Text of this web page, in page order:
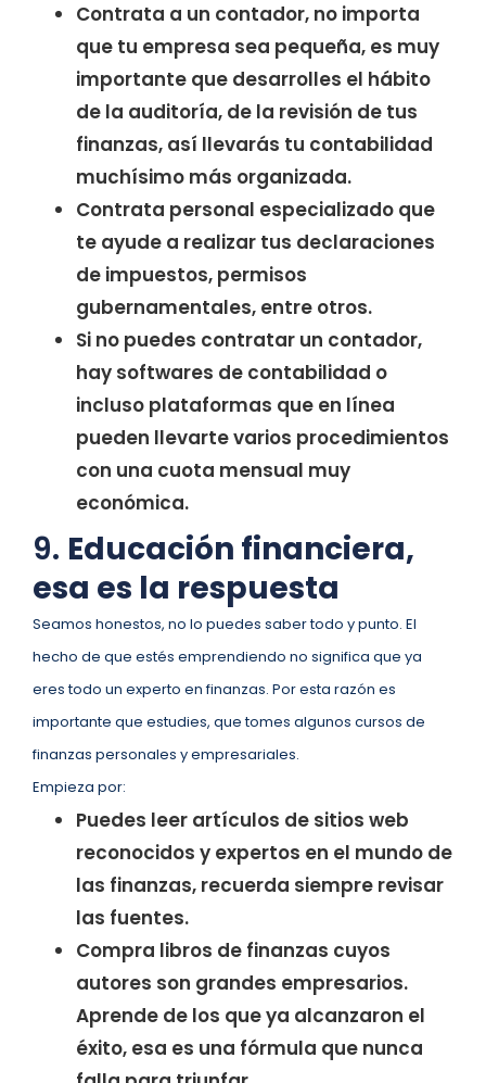
Contrata a un contador, no importa
que tu empresa sea pequeña, es muy
importante que desarrolles el hábito
de la auditoría, de la revisión de tus
finanzas, así llevarás tu contabilidad
muchísimo más organizada.
Contrata personal especializado que
te ayude a realizar tus declaraciones
de impuestos, permisos
gubernamentales, entre otros.
Si no puedes contratar un contador,
hay softwares de contabilidad o
incluso plataformas que en línea
pueden llevarte varios procedimientos
con una cuota mensual muy
económica.
9. Educación financiera,
esa es la respuesta
Seamos honestos, no lo puedes saber todo y punto. El
hecho de que estés emprendiendo no significa que ya
eres todo un experto en finanzas. Por esta razón es
importante que estudies, que tomes algunos cursos de
finanzas personales y empresariales.
Empieza por:
Puedes leer artículos de sitios web
reconocidos y expertos en el mundo de
las finanzas, recuerda siempre revisar
las fuentes.
Compra libros de finanzas cuyos
autores son grandes empresarios.
Aprende de los que ya alcanzaron el
éxito, esa es una fórmula que nunca